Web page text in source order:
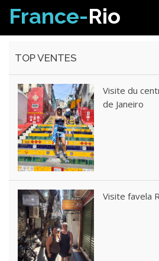
France-Rio
TOP VENTES
Visite du
de Janeiro
Visite favela